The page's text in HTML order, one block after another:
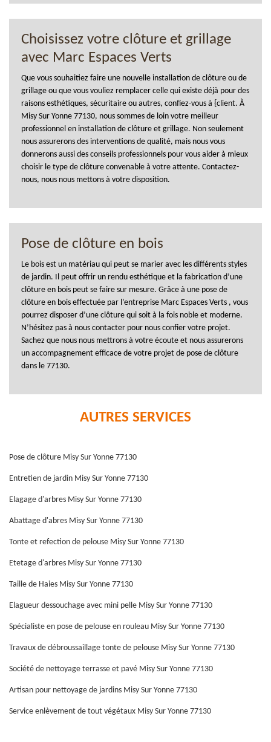
Choisissez votre clôture et grillage
avec Marc Espaces Verts
Que vous souhaitiez faire une nouvelle installation de clôture ou de
grillage ou que vous vouliez remplacer celle qui existe déjà pour des
raisons esthétiques, sécuritaire ou autres, confiez-vous à {client. À
Misy Sur Yonne 77130, nous sommes de loin votre meilleur
professionnel en installation de clôture et grillage. Non seulement
nous assurerons des interventions de qualité, mais nous vous
donnerons aussi des conseils professionnels pour vous aider à mieux
choisir le type de clôture convenable à votre attente. Contactez-
nous, nous nous mettons à votre disposition.
Pose de clôture en bois
Le bois est un matériau qui peut se marier avec les différents styles
de jardin. Il peut offrir un rendu esthétique et la fabrication d’une
clôture en bois peut se faire sur mesure. Grâce à une pose de
clôture en bois effectuée par l’entreprise Marc Espaces Verts , vous
pourrez disposer d’une clôture qui soit à la fois noble et moderne.
N’hésitez pas à nous contacter pour nous confier votre projet.
Sachez que nous nous mettrons à votre écoute et nous assurerons
un accompagnement efficace de votre projet de pose de clôture
dans le 77130.
AUTRES SERVICES
Pose de clôture Misy Sur Yonne 77130
Entretien de jardin Misy Sur Yonne 77130
Elagage d'arbres Misy Sur Yonne 77130
Abattage d'abres Misy Sur Yonne 77130
Tonte et refection de pelouse Misy Sur Yonne 77130
Etetage d'arbres Misy Sur Yonne 77130
Taille de Haies Misy Sur Yonne 77130
Elagueur dessouchage avec mini pelle Misy Sur Yonne 77130
Spécialiste en pose de pelouse en rouleau Misy Sur Yonne 77130
Travaux de débroussaillage tonte de pelouse Misy Sur Yonne 77130
Société de nettoyage terrasse et pavé Misy Sur Yonne 77130
Artisan pour nettoyage de jardins Misy Sur Yonne 77130
Service enlèvement de tout végétaux Misy Sur Yonne 77130